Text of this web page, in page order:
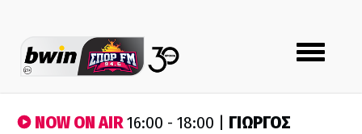
Toggle
navigation
NOW ON AIR16:00 - 18:00 | ΓΙΩΡΓΟΣ